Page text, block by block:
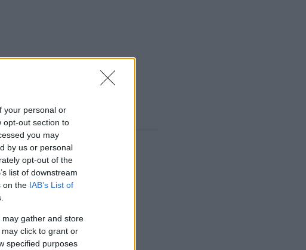
your personal or
opt-out section to
you may
by us or personal
opt-out of the
list of downstream
on the IAB’s List of
gather and store
click to grant or
specified purposes